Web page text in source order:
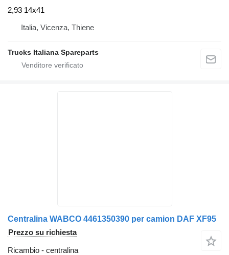
2,93 14x41
Italia, Vicenza, Thiene
Trucks Italiana Spareparts
Centralina WABCO 4461350390 per camion DAF XF95
Prezzo su richiesta
Ricambio - centralina